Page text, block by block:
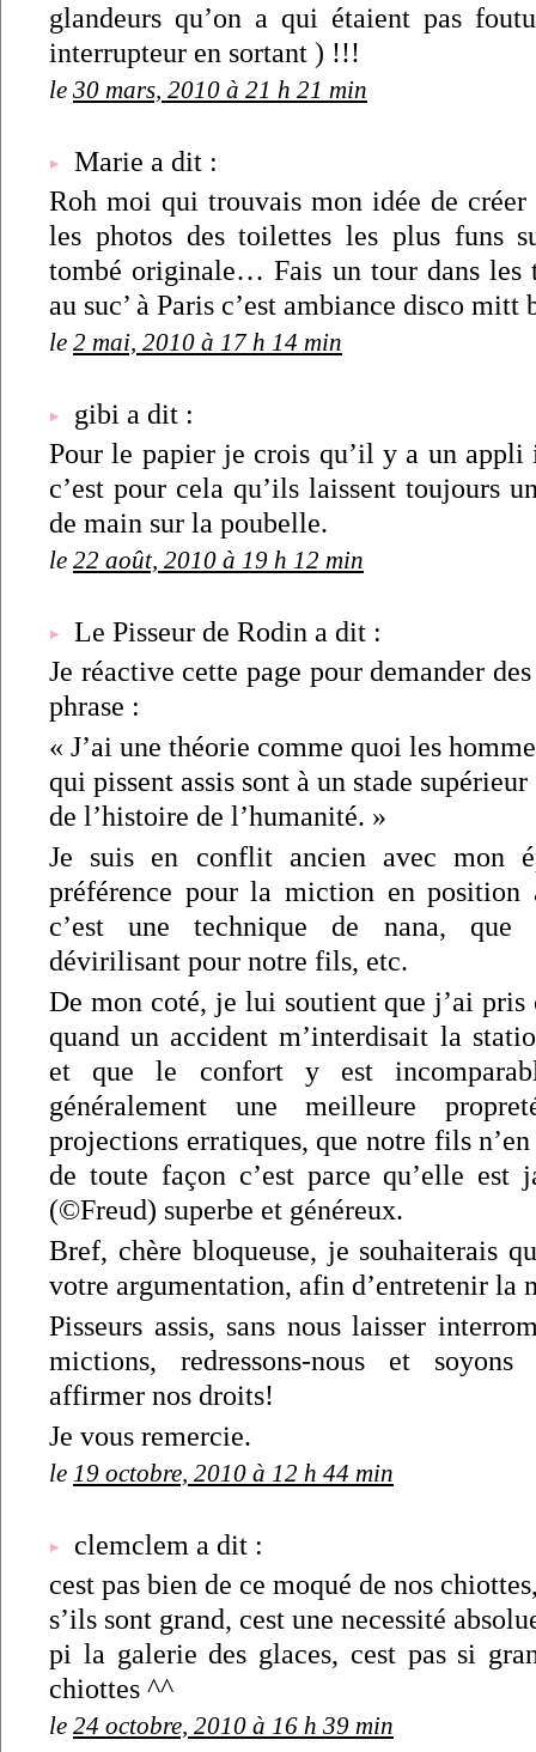
glandeurs qu’on a qui étaient pas
interrupteur en sortant ) !!!
le 30 mars, 2010 à 21 h 21 min
Marie a dit :
Roh moi qui trouvais mon idée de créer
les photos des toilettes les plus funs
tombé originale… Fais un tour dans les
au suc’ à Paris c’est ambiance disco mitt
le 2 mai, 2010 à 17 h 14 min
gibi a dit :
Pour le papier je crois qu’il y a un appli
c’est pour cela qu’ils laissent toujours
de main sur la poubelle.
le 22 août, 2010 à 19 h 12 min
Le Pisseur de Rodin a dit :
Je réactive cette page pour demander
phrase :
« J’ai une théorie comme quoi les
qui pissent assis sont à un stade supérieur
de l’histoire de l’humanité. »
Je suis en conflit ancien avec mon
préférence pour la miction en position
c’est une technique de nana, que
dévirilisant pour notre fils, etc.
De mon coté, je lui soutient que j’ai pris
quand un accident m’interdisait la
et que le confort y est
généralement une meilleure
projections erratiques, que notre fils
de toute façon c’est parce qu’elle est
(©Freud) superbe et généreux.
Bref, chère bloqueuse, je souhaiterais
votre argumentation, afin d’entretenir la
Pisseurs assis, sans nous laisser
mictions, redressons-nous et
affirmer nos droits!
Je vous remercie.
le 19 octobre, 2010 à 12 h 44 min
clemclem a dit :
cest pas bien de ce moqué de nos
s’ils sont grand, cest une necessité
pi la galerie des glaces, cest pas si
chiottes ^^
le 24 octobre, 2010 à 16 h 39 min